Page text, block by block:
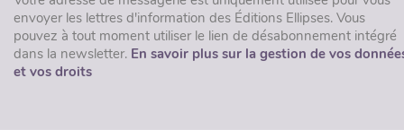
envoyer les lettres d'information des Éditions Ellipses. Vous
pouvez à tout moment utiliser le lien de désabonnement intégré
dans la newsletter. En savoir plus sur la gestion de vos
et vos droits